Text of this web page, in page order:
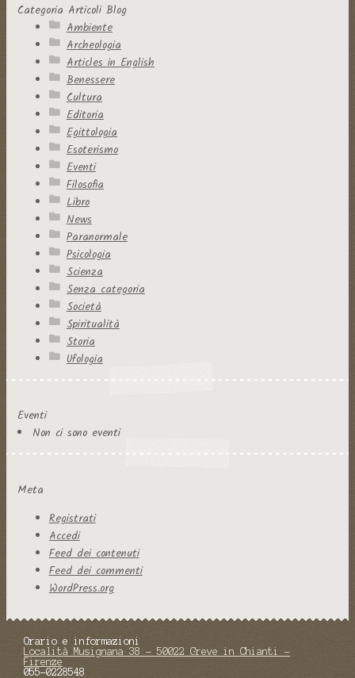
Categoria Articoli Blog
Ambiente
Archeologia
Articles in English
Benessere
Cultura
Editoria
Egittologia
Esoterismo
Eventi
Filosofia
Libro
News
Paranormale
Psicologia
Scienza
Senza categoria
Società
Spiritualità
Storia
Ufologia
Eventi
Non ci sono eventi
Meta
Registrati
Accedi
Feed dei contenuti
Feed dei commenti
WordPress.org
Orario e informazioni
Località Musignana 38 - 50022 Greve in Chianti -
Firenze
055-0228548